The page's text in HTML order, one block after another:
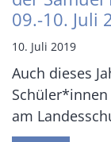
09.-10. Juli
10. Juli 2019
Auch dieses
am